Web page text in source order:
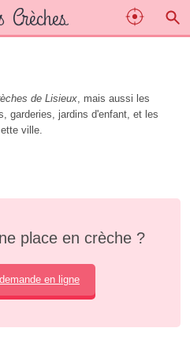
de Lisieux, mais aussi les
garderies, jardins d'enfant, et les
ville.
place en crèche ?
en ligne